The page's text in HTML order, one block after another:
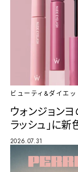
ビューティ&ダイエッ
ウォンジョン
ラッシュ」に
2026.07.31